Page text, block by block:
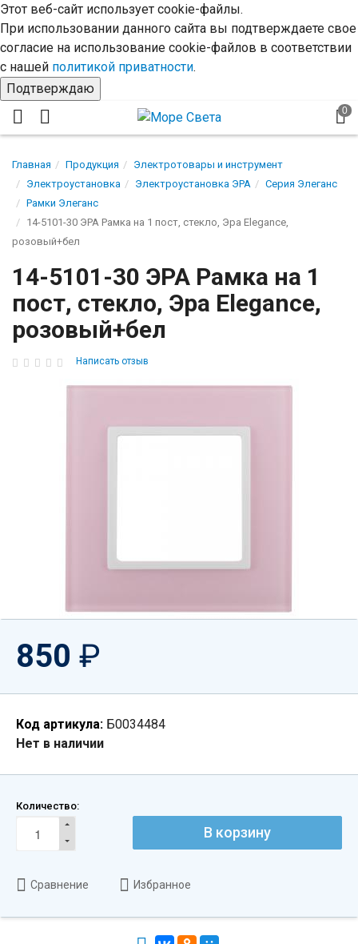
Этот веб-сайт использует cookie-файлы.
При использовании данного сайта вы подтверждаете свое
согласие на использование cookie-файлов в соответствии
с нашей политикой приватности.
Подтверждаю
Главная Продукция
Электротовары и инструмент
Электроустановка
Электроустановка ЭРА
Серия Элеганс
Рамки Элеганс
14-5101-30 ЭРА Рамка на 1 пост, стекло, Эра Elegance,
розовый+бел
14-5101-30 ЭРА Рамка на 1
пост, стекло, Эра Elegance,
розовый+бел
Написать отзыв
850 ₽
Код артикула: Б0034484
Нет в наличии
Количество:
В корзину
Сравнение Избранное